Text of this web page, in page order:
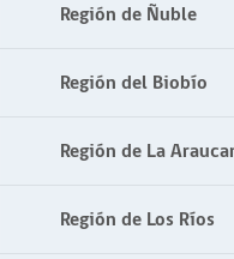
Región de Ñuble
Región del Biobío
Región de La
Región de Los Ríos